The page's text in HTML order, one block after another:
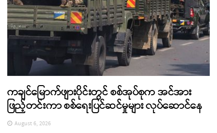
ကချင်မြောက်ဖျားပိုင်းတွင် စစ်အုပ်စုက အင်အား
ဖြည့်တင်းကာ စစ်ရေးပြင်ဆင်မှုများ လုပ်ဆောင်နေ
August 6, 2026